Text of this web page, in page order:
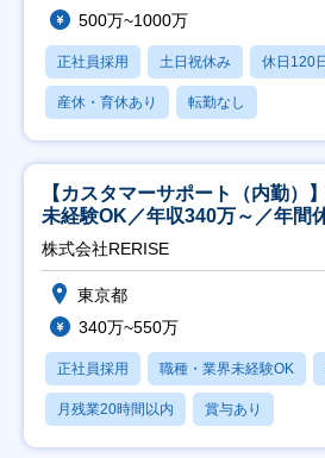
500万~1000万
正社員採用 土日祝休み 休日120
産休・育休あり 転勤なし
【カスタマーサポート（内勤）
未経験OK／年収340万～／年間
株式会社RERISE
東京都
340万~550万
正社員採用 職種・業界未経験OK
月残業20時間以内 賞与あり